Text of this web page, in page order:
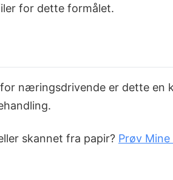
for dette formålet.
næringsdrivende er dette en
skannet fra papir? Prøv